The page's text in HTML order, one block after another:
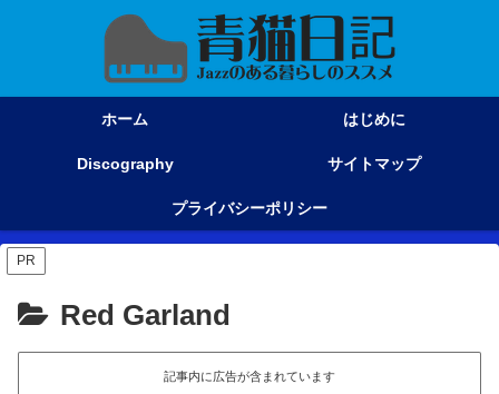
ホーム はじめに
Discography サイトマップ
プライバシーポリシー
PR
Red Garland
記事内に広告が含まれています